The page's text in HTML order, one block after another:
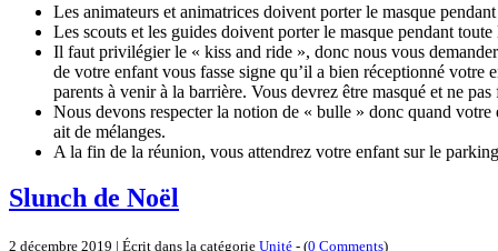
Les animateurs et animatrices doivent porter le masque
Les scouts et les guides doivent porter le masque pendant
Il faut privilégier le « kiss and ride », donc nous vous
de votre enfant vous fasse signe qu’il a bien réceptionné votre
parents à venir à la barrière. Vous devrez être masqué et ne
Nous devons respecter la notion de « bulle » donc quand
ait de mélanges.
A la fin de la réunion, vous attendrez votre enfant sur le
Slunch de Noël
2 décembre 2019 | Écrit dans la catégorie Unité - (0 Comments)